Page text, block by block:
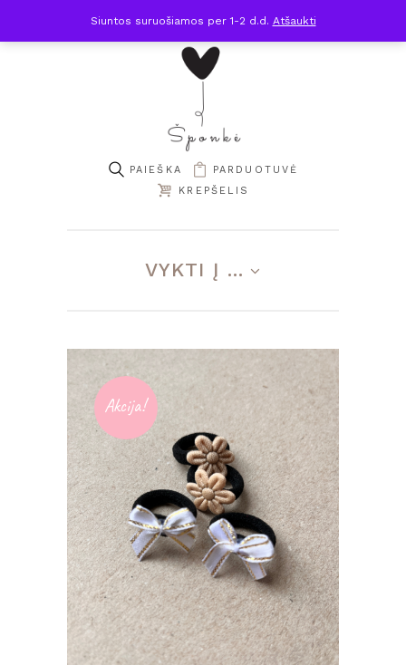
PARDUOTUVĖ
KREPŠELIS
VYKTI Į ...
Akcija!
Siuntos suruošiamos per 1-2 d.d. Atšaukti